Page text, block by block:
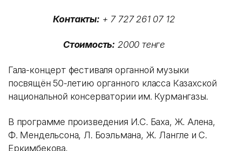
Контакты: + 7 727 261 07 12
Стоимость: 2000 тенге
Гала-концерт фестиваля органной музыки
посвящён 50-летию органного класса Казахской
национальной консерватории им. Курмангазы.
В программе произведения И.С. Баха, Ж. Алена,
Ф. Мендельсона, Л. Боэльмана, Ж. Лангле и С.
Еркимбекова.